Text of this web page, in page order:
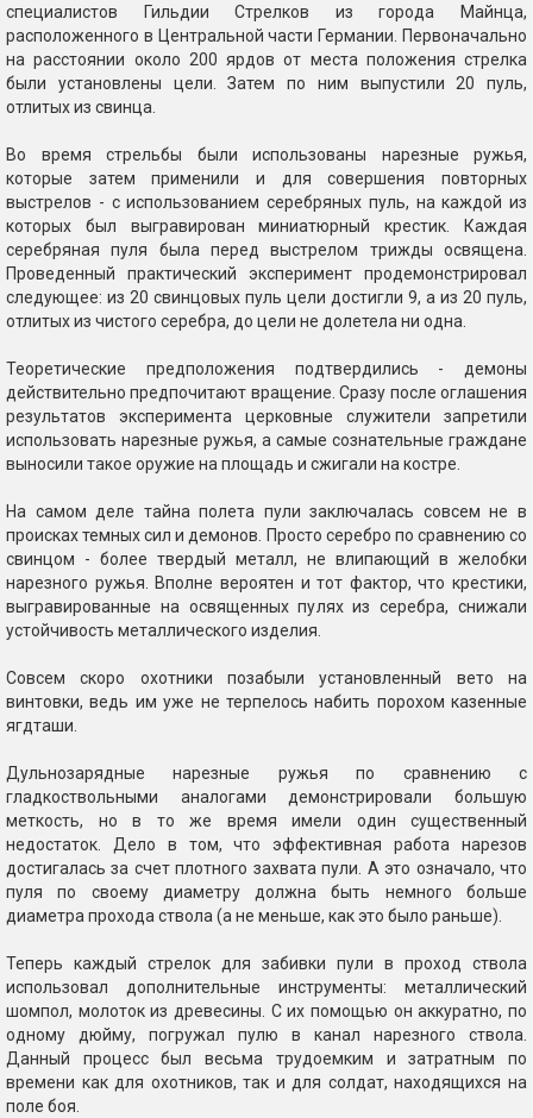
специалистов Гильдии Стрелков из города Майнца,
расположенного в Центральной части Германии. Первоначально
на расстоянии около 200 ярдов от места положения стрелка
были установлены цели. Затем по ним выпустили 20 пуль,
отлитых из свинца.
Во время стрельбы были использованы нарезные ружья,
которые затем применили и для совершения повторных
выстрелов - с использованием серебряных пуль, на каждой из
которых был выгравирован миниатюрный крестик. Каждая
серебряная пуля была перед выстрелом трижды освящена.
Проведенный практический эксперимент продемонстрировал
следующее: из 20 свинцовых пуль цели достигли 9, а из 20 пуль,
отлитых из чистого серебра, до цели не долетела ни одна.
Теоретические предположения подтвердились - демоны
действительно предпочитают вращение. Сразу после оглашения
результатов эксперимента церковные служители запретили
использовать нарезные ружья, а самые сознательные граждане
выносили такое оружие на площадь и сжигали на костре.
На самом деле тайна полета пули заключалась совсем не в
происках темных сил и демонов. Просто серебро по сравнению со
свинцом - более твердый металл, не влипающий в желобки
нарезного ружья. Вполне вероятен и тот фактор, что крестики,
выгравированные на освященных пулях из серебра, снижали
устойчивость металлического изделия.
Совсем скоро охотники позабыли установленный вето на
винтовки, ведь им уже не терпелось набить порохом казенные
ягдташи.
Дульнозарядные нарезные ружья по сравнению с
гладкоствольными аналогами демонстрировали большую
меткость, но в то же время имели один существенный
недостаток. Дело в том, что эффективная работа нарезов
достигалась за счет плотного захвата пули. А это означало, что
пуля по своему диаметру должна быть немного больше
диаметра прохода ствола (а не меньше, как это было раньше).
Теперь каждый стрелок для забивки пули в проход ствола
использовал дополнительные инструменты: металлический
шомпол, молоток из древесины. С их помощью он аккуратно, по
одному дюйму, погружал пулю в канал нарезного ствола.
Данный процесс был весьма трудоемким и затратным по
времени как для охотников, так и для солдат, находящихся на
поле боя.